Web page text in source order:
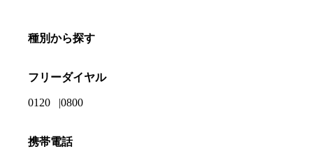
種別から探す
フリーダイヤル
0120 0800
携帯電話